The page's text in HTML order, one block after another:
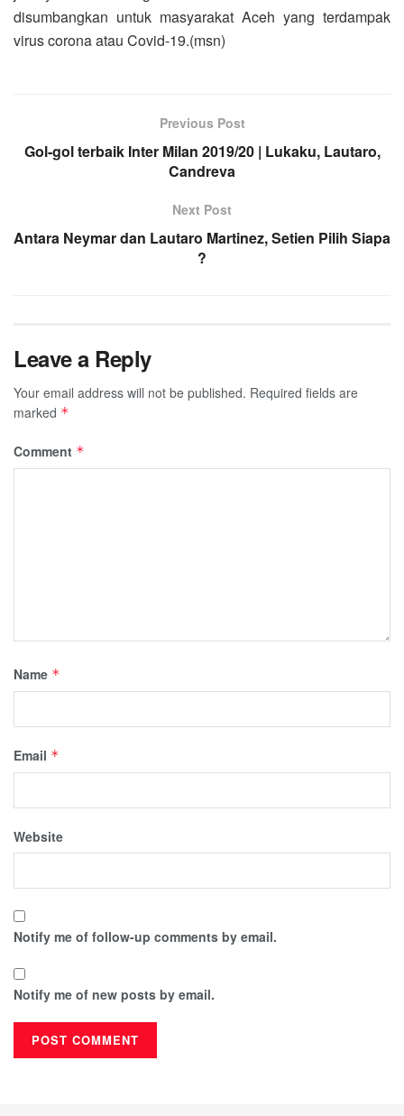
disumbangkan untuk masyarakat Aceh yang terdampak
virus corona atau Covid-19.(msn)
Previous Post
Gol-gol terbaik Inter Milan 2019/20 | Lukaku, Lautaro,
Candreva
Next Post
Antara Neymar dan Lautaro Martinez, Setien Pilih Siapa
?
Leave a Reply
Your email address will not be published. Required fields are
marked *
Comment *
Name *
Email *
Website
Notify me of follow-up comments by email.
Notify me of new posts by email.